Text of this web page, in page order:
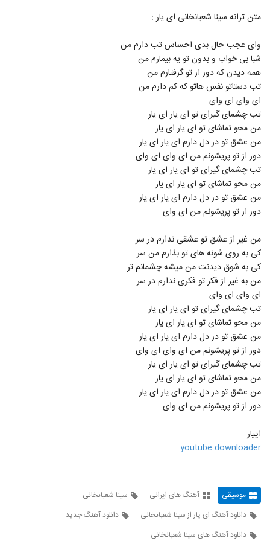
614
(Ashkan Varmazyar Sorat Mahet)
۱,۴۵۷ بازدید
615
محسن چاوشی - موزیک ویدئو زیبا شرمساری
- انتخابات 96 - آهنگ جدید محسن چاوشی
616
محسن چاوشی - در آستانه پیری (موزیک)
۱,۰۴۹ بازدید
617
محسن چاووشی ترانه ای برای خوزستان خواند
و ممنوع الکار شد (آهنگ جدید)
۸۵۳ بازدید
618 "آهنگ جدید محسن چاوشی"
619
Mohsen Chavoshi - Khouzestan NEW
محسن چاوشی خوزستان (محسن چاوشی)
متن ترانه سینا شعبانخانی ای یار :
وای عجب حال بدی احساس تب دارم من
شبا بی خواب و بدون تو یه بیمارم من
همه دیدن که دور از تو گرفتارم من
تب دستاتو نفس هاتو که کم دارم من
ای وای ای وای
تب چشمای گیرای تو ای یار ای یار
من محو تماشای تو ای یار ای یار
من عشق تو در دل دارم ای یار ای یار
دور از تو پریشونم من ای وای ای وای
تب چشمای گیرای تو ای یار ای یار
من محو تماشای تو ای یار ای یار
من عشق تو در دل دارم ای یار ای یار
دور از تو پریشونم من ای وای
من غیر از عشق تو عشقی ندارم در سر
کی به روی شونه های تو بذارم من سر
کی به شوق دیدنت من میشه چشمانم تر
من به غیر از فکر تو فکری ندارم در سر
ای وای ای وای
تب چشمای گیرای تو ای یار ای یار
من محو تماشای تو ای یار ای یار
من عشق تو در دل دارم ای یار ای یار
دور از تو پریشونم من ای وای ای وای
تب چشمای گیرای تو ای یار ای یار
من محو تماشای تو ای یار ای یار
من عشق تو در دل دارم ای یار ای یار
دور از تو پریشونم من ای وای
اییار
youtube downloader
موسیقی آهنگ های ایرانی
سینا شعبانخانی
دانلود آهنگ ای یار از سینا شعبانخانی
دانلود آهنگ جدید
دانلود آهنگ های سینا شعبانخانی